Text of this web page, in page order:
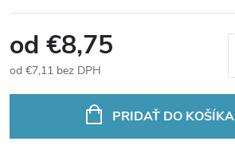
od €8,75
od €7,11 bez DPH
PRIDAŤ DO KOŠÍKA